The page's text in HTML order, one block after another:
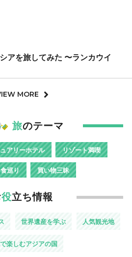
アを旅してみた 〜ランカウイ
MORE
旅のテーマ
アリーホテル リゾート満喫
巡り 買い物三昧
役立ち情報
世界遺産を学ぶ 人気観光地
楽しむアジアの国